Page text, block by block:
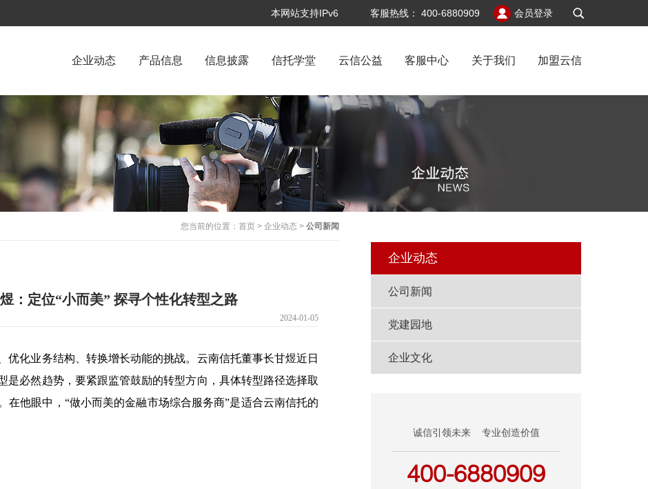
会员登录
客服热线： 400-6880909
本网站支持IPv6
企业动态 产品信息 信息披露 信托学堂 云信公益 客服中心 关于我们 加盟云信
您当前的位置：首页 >企业动态 >公司新闻
：定位“小而美” 探寻个性化转型之路
2024-01-05
优化业务结构、转换增长动能的挑战。云南信托董事长甘煜近日
是必然趋势，要紧跟监管鼓励的转型方向，具体转型路径选择取
在他眼中，“做小而美的金融市场综合服务商”是适合云南信托的
企业动态
公司新闻
党建园地
企业文化
诚信引领未来 专业创造价值
400-6880909